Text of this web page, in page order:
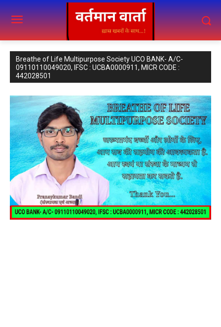
Breathe of Life Multipurpose Society UCO BANK- A/C-
09110110049020, IFSC : UCBA0000911, MICR CODE :
442028501